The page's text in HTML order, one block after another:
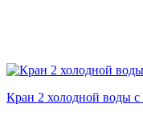
Кран 2 холодной воды